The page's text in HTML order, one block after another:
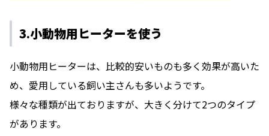
3.小動物用ヒーターを使う
小動物用ヒーターは、比較的安いものも多く効果が高いた
め、愛用している飼い主さんも多いようです。
様々な種類が出ておりますが、大きく分けて2つのタイプ
があります。